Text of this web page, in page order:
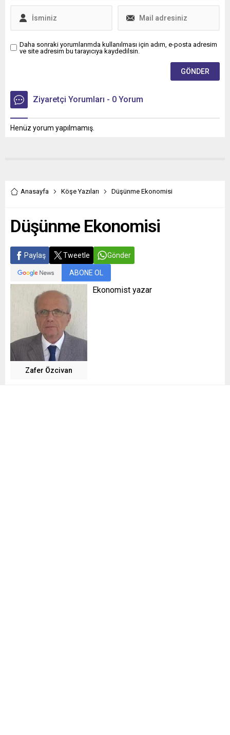
Daha sonraki yorumlarımda kullanılması için adım, e-posta adresim
ve site adresim bu tarayıcıya kaydedilsin.
Ziyaretçi Yorumları - 0 Yorum
Henüz yorum yapılmamış.
Anasayfa Köşe Yazıları Düşünme Ekonomisi
Düşünme Ekonomisi
Paylaş Tweetle Gönder
ABONE OL
Zafer Özcivan
Ekonomist yazar